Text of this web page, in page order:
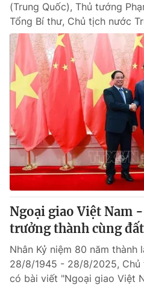
(Trung Quốc), Thủ tướng
Tổng Bí thư, Chủ tịch nước
Ngoại giao Việt Nam
trưởng thành cùng
Nhân Kỷ niệm 80 năm thành
28/8/1945 - 28/8/2025, Chủ
có bài viết "Ngoại giao Việt